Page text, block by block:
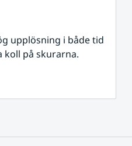
upplösning i både tid
koll på skurarna.